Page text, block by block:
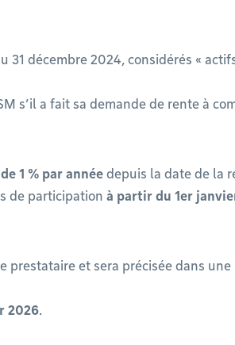
31 décembre 2024, considérés «
s’il a fait sa demande de rente à
1 % par année depuis la date de la
de participation à partir du 1er
prestataire et sera précisée dans
2026.